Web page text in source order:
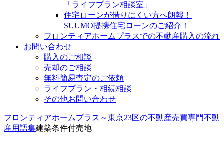
「ライフプラン相談室」
住宅ローンが借りにくい方へ朗報！
SUUMO提携住宅ローンのご紹介！
フロンティアホームプラスでの不動産購入の流れ
お問い合わせ
購入のご相談
売却のご相談
無料簡易査定のご依頼
ライフプラン・相続相談
その他お問い合わせ
フロンティアホームプラス～東京23区の不動産売買専門不動
産用語集建築条件付売地